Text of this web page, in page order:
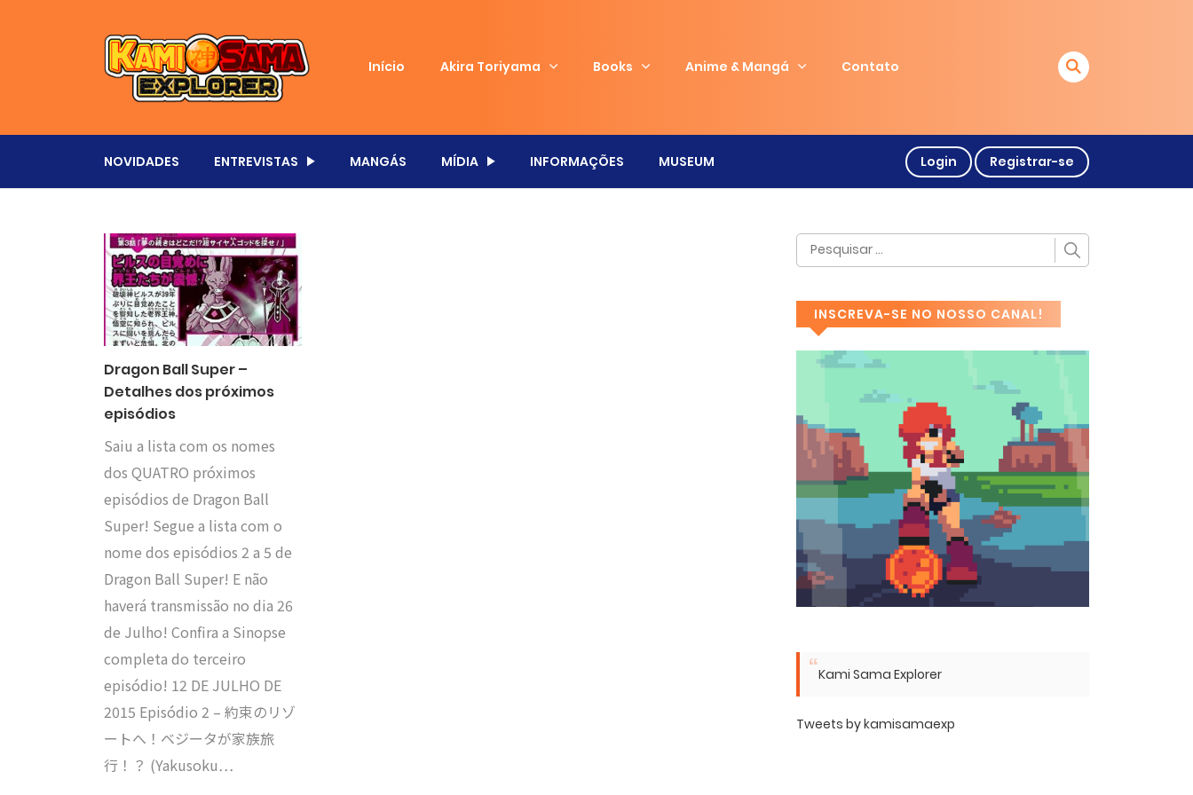
Início Akira Toriyama Books Anime & Mangá Contato
NOVIDADES ENTREVISTAS MANGÁS MÍDIA INFORMAÇÕES MUSEUM Login Registrar-se
Dragon Ball Super –
Detalhes dos próximos
episódios
Saiu a lista com os nomes
dos QUATRO próximos
episódios de Dragon Ball
Super! Segue a lista com o
nome dos episódios 2 a 5 de
Dragon Ball Super! E não
haverá transmissão no dia 26
de Julho! Confira a Sinopse
completa do terceiro
episódio! 12 DE JULHO DE
2015 Episódio 2 – 約束のリゾ
ートへ！ベジータが家族旅
行！？ (Yakusoku…
INSCREVA-SE NO NOSSO CANAL!
Kami Sama Explorer
Tweets by kamisamaexp